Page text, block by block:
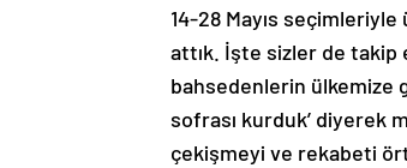
14-28 Mayıs
attık. İşte sizler de takip
bahsedenlerin ülkemize
sofrası kurduk’ diyerek
çekişmeyi ve rekabeti